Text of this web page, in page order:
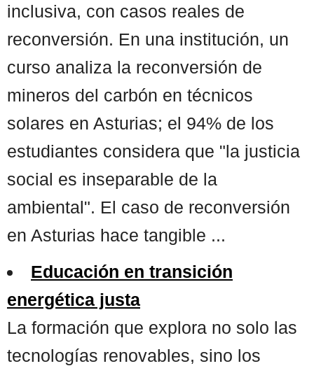
inclusiva, con casos reales de
reconversión. En una institución, un
curso analiza la reconversión de
mineros del carbón en técnicos
solares en Asturias; el 94% de los
estudiantes considera que "la justicia
social es inseparable de la
ambiental". El caso de reconversión
en Asturias hace tangible ...
Educación en transición
energética justa
La formación que explora no solo las
tecnologías renovables, sino los